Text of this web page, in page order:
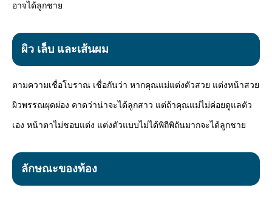
อาจได้ลูกชาย
ผิว เล็บ และเส้นผม
ตามความเชื่อโบราณ เชื่อกันว่า หากคุณแม่แต่งตัวสวย แต่งหน้าสวย
ผิวพรรณผุดผ่อง คาดว่าน่าจะได้ลูกสาว แต่ถ้าคุณแม่ไม่ค่อยดูแลตัว
เอง หน้าตาไม่ชอบแต่ง แต่งตัวแบบไม่ได้พิถีพิถันมากจะได้ลูกชาย
ลักษณะของท้อง